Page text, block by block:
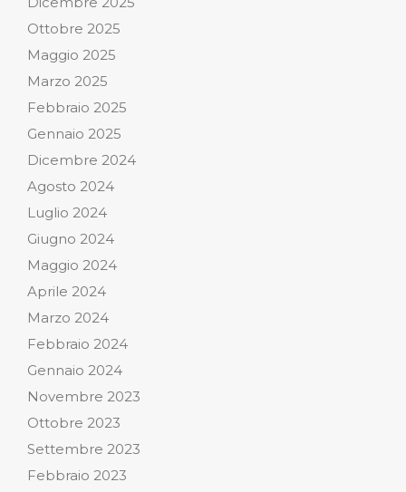
Ottobre 2025
Maggio 2025
Marzo 2025
Febbraio 2025
Gennaio 2025
Dicembre 2024
Agosto 2024
Luglio 2024
Giugno 2024
Maggio 2024
Aprile 2024
Marzo 2024
Febbraio 2024
Gennaio 2024
Novembre 2023
Ottobre 2023
Settembre 2023
Febbraio 2023